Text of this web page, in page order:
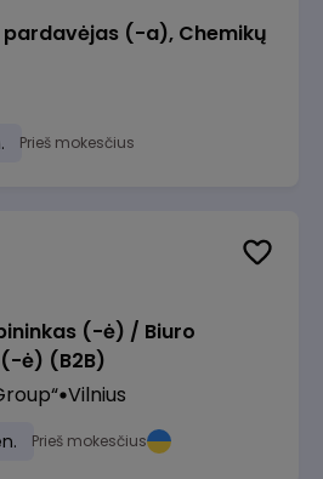
(-a), Chemikų
Prieš mokesčius
(-ė) / Biuro
ė) (B2B)
Vilnius
Prieš mokesčius